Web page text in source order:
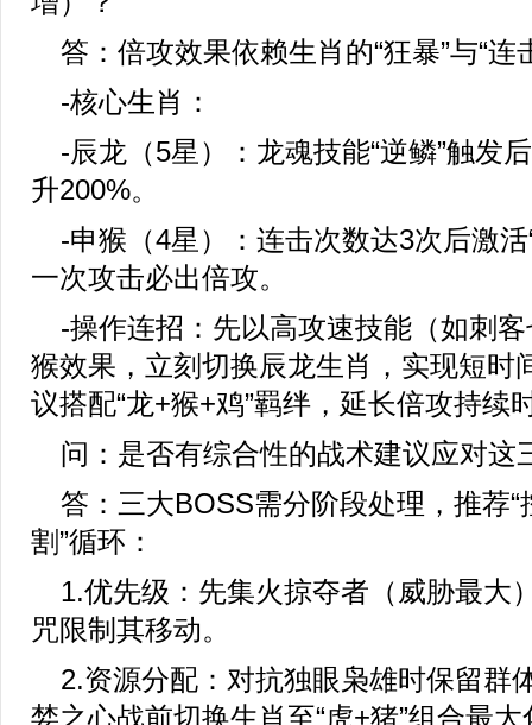
答：倍攻效果依赖生肖的“狂暴”与“连
-核心生肖：
-辰龙（5星）：龙魂技能“逆鳞”触发
升200%。
-申猴（4星）：连击次数达3次后激活
一次攻击必出倍攻。
-操作连招：先以高攻速技能（如刺
猴效果，立刻切换辰龙生肖，实现短时
议搭配“龙+猴+鸡”羁绊，延长倍攻持续
问：是否有综合性的战术建议应对这
答：三大BOSS需分阶段处理，推荐“
割”循环：
1.优先级：先集火掠夺者（威胁最大
咒限制其移动。
2.资源分配：对抗独眼枭雄时保留群
婪之心战前切换生肖至“虎+猪”组合最